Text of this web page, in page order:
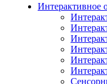
Интерактивное